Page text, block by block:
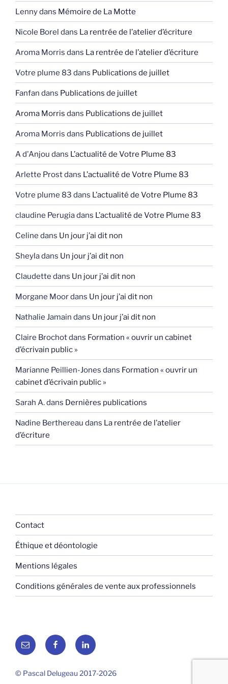
Lennydans Mémoire de La Motte
Nicole Borel dans La rentrée de l’atelier d’écriture
Aroma Morris dans La rentrée de l’atelier d’écriture
Votre plume 83 dans Publications de juillet
Fanfan dans Publications de juillet
Aroma Morris dans Publications de juillet
Aroma Morris dans Publications de juillet
A d'Anjou dans L’actualité de Votre Plume 83
Arlette Prostdans L’actualité de Votre Plume 83
Votre plume 83 dans L’actualité de Votre Plume 83
claudine Perugiadans L’actualité de Votre Plume 83
Celine dans Un jour j’ai dit non
Sheyladans Un jour j’ai dit non
Claudette dans Un jour j’ai dit non
Morgane Moordans Un jour j’ai dit non
Nathalie Jamain dans Un jour j’ai dit non
Claire Brochotdans Formation « ouvrir un cabinet
d’écrivain public »
Marianne Peillien-Jones dans Formation « ouvrir un
cabinet d’écrivain public »
Sarah A.dans Dernières publications
Nadine Berthereau dans La rentrée de l’atelier
d’écriture
Contact
Éthique et déontologie
Mentions légales
Conditions générales de vente aux professionnels
E-
mail
FacebookLinkedIn
© Pascal Delugeau 2017-2026